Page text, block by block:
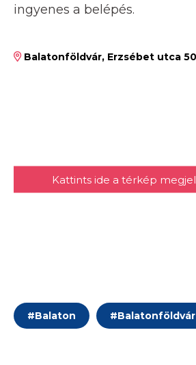
ingyenes a belépés.
Balatonföldvár, Erzsébet utca
Kattints ide a térkép
#Balaton #Balatonföldvár